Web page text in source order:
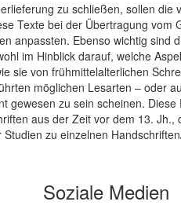
zu schließen, sollen
Texte bei der Übertragung vom
anpassten. Ebenso wichtig sind
im Hinblick darauf, welche
sie von frühmittelalterlichen
möglichen Lesarten – oder
gewesen zu sein scheinen.
aus der Zeit vor dem 13.
zu einzelnen
Soziale Medien